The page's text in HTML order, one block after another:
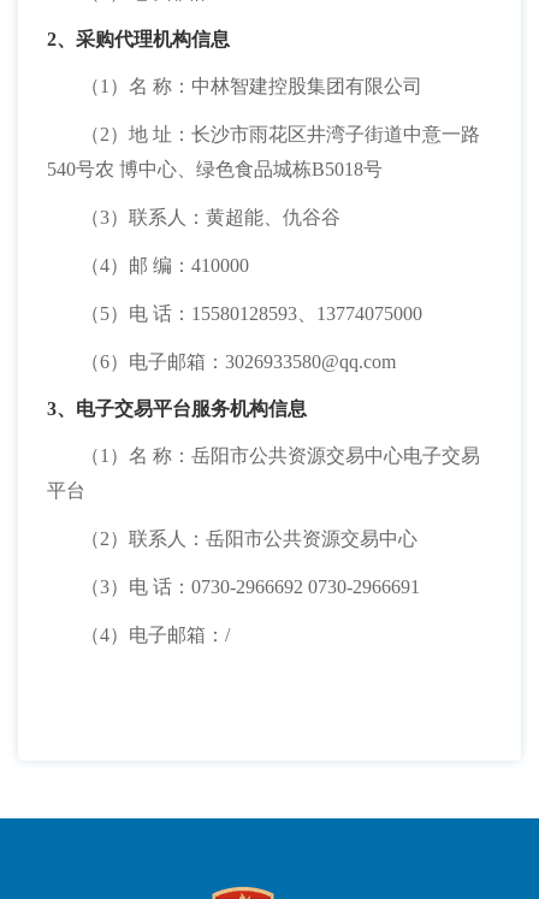
2、采购代理机构信息
（1）名 称：中林智建控股集团有限公司
（2）地 址：长沙市雨花区井湾子街道中意一路
540号农 博中心、绿色食品城栋B5018号
（3）联系人：黄超能、仇谷谷
（4）邮 编：410000
（5）电 话：15580128593、13774075000
（6）电子邮箱：3026933580@qq.com
3、电子交易平台服务机构信息
（1）名 称：岳阳市公共资源交易中心电子交易
平台
（2）联系人：岳阳市公共资源交易中心
（3）电 话：0730-2966692 0730-2966691
（4）电子邮箱：/